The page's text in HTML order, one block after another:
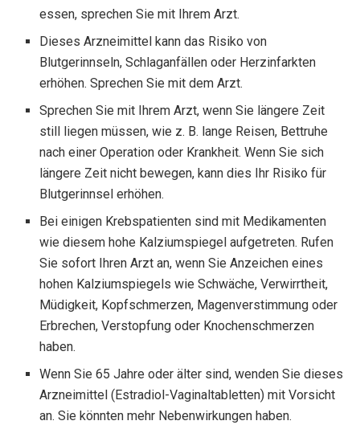
essen, sprechen Sie mit Ihrem Arzt.
Dieses Arzneimittel kann das Risiko von
Blutgerinnseln, Schlaganfällen oder Herzinfarkten
erhöhen. Sprechen Sie mit dem Arzt.
Sprechen Sie mit Ihrem Arzt, wenn Sie längere Zeit
still liegen müssen, wie z. B. lange Reisen, Bettruhe
nach einer Operation oder Krankheit. Wenn Sie sich
längere Zeit nicht bewegen, kann dies Ihr Risiko für
Blutgerinnsel erhöhen.
Bei einigen Krebspatienten sind mit Medikamenten
wie diesem hohe Kalziumspiegel aufgetreten. Rufen
Sie sofort Ihren Arzt an, wenn Sie Anzeichen eines
hohen Kalziumspiegels wie Schwäche, Verwirrtheit,
Müdigkeit, Kopfschmerzen, Magenverstimmung oder
Erbrechen, Verstopfung oder Knochenschmerzen
haben.
Wenn Sie 65 Jahre oder älter sind, wenden Sie dieses
Arzneimittel (Estradiol-Vaginaltabletten) mit Vorsicht
an. Sie könnten mehr Nebenwirkungen haben.